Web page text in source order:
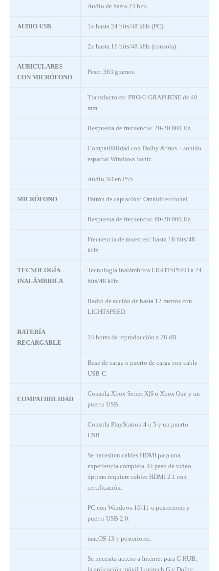
Audio de hasta 24 bits.
AUDIO USB 1x hasta 24 bits/48 kHz (PC).
2x hasta 16 bits/48 kHz (consola).
AURICULARES
CON MICRÓFONO
Peso: 363 gramos.
Transductores: PRO-G GRAPHENE de 40
mm.
Respuesta de frecuencia: 20-20.000 Hz.
Compatibilidad con Dolby Atmos + sonido
espacial Windows Sonic.
Audio 3D en PS5.
MICRÓFONO Patrón de captación: Omnidireccional.
Respuesta de frecuencia: 60-20.000 Hz.
Frecuencia de muestreo: hasta 16 bits/48
kHz.
TECNOLOGÍA
INALÁMBRICA
Tecnología inalámbrica LIGHTSPEED a 24
bits/48 kHz.
Radio de acción de hasta 12 metros con
LIGHTSPEED.
BATERÍA
RECARGABLE
24 horas de reproducción a 78 dB.
Base de carga o puerto de carga con cable
USB-C.
COMPATIBILIDAD
Consola Xbox Series X|S o Xbox One y un
puerto USB.
Consola PlayStation 4 o 5 y un puerto
USB.
Se necesitan cables HDMI para una
experiencia completa. El paso de vídeo
óptimo requiere cables HDMI 2.1 con
certificación.
PC con Windows 10/11 o posteriores y
puerto USB 2.0.
macOS 13 y posteriores.
Se necesita acceso a Internet para G HUB,
la aplicación móvil Logitech G y Dolby